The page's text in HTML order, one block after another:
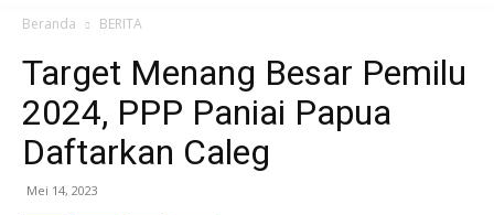
Beranda BERITA
Target Menang Besar Pemilu
2024, PPP Paniai Papua
Daftarkan Caleg
Mei 14, 2023